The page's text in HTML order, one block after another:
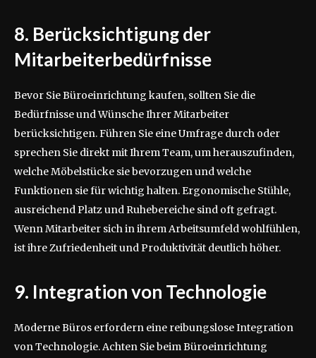
8. Berücksichtigung der
Mitarbeiterbedürfnisse
Bevor Sie Büroeinrichtung kaufen, sollten Sie die
Bedürfnisse und Wünsche Ihrer Mitarbeiter
berücksichtigen. Führen Sie eine Umfrage durch oder
sprechen Sie direkt mit Ihrem Team, um herauszufinden,
welche Möbelstücke sie bevorzugen und welche
Funktionen sie für wichtig halten. Ergonomische Stühle,
ausreichend Platz und Ruhebereiche sind oft gefragt.
Wenn Mitarbeiter sich in ihrem Arbeitsumfeld wohlfühlen,
ist ihre Zufriedenheit und Produktivität deutlich höher.
9. Integration von Technologie
Moderne Büros erfordern eine reibungslose Integration
von Technologie. Achten Sie beim Büroeinrichtung